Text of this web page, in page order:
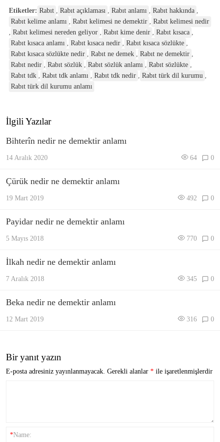
Etiketler: Rabıt , Rabıt açıklaması , Rabıt anlamı , Rabıt hakkında ,
Rabıt kelime anlamı , Rabıt kelimesi ne demektir , Rabıt kelimesi nedir
, Rabıt kelimesi nereden geliyor , Rabıt kime denir , Rabıt kısaca ,
Rabıt kısaca anlamı , Rabıt kısaca nedir , Rabıt kısaca sözlükte ,
Rabıt kısaca sözlükte nedir , Rabıt ne demek , Rabıt ne demektir ,
Rabıt nedir , Rabıt sözlük , Rabıt sözlük anlamı , Rabıt sözlükte ,
Rabıt tdk , Rabıt tdk anlamı , Rabıt tdk nedir , Rabıt türk dil kurumu ,
Rabıt türk dil kurumu anlamı
İlgili Yazılar
Bihterîn nedir ne demektir anlamı
14 Aralık 2020 64 0
Çürük nedir ne demektir anlamı
19 Mart 2019 492 0
Payidar nedir ne demektir anlamı
5 Mayıs 2018 770 0
İlkah nedir ne demektir anlamı
7 Aralık 2018 345 0
Beka nedir ne demektir anlamı
12 Mart 2019 316 0
Bir yanıt yazın
E-posta adresiniz yayınlanmayacak. Gerekli alanlar * ile işaretlenmişlerdir
*Name: